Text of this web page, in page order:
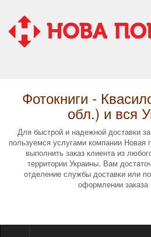
Фотокниги -
обл.) и вся
Для быстрой и надежной доставки
пользуемся услугами компании Новая
выполнить заказ клиента из
территории Украины. Вам
отделение службы доставки или
оформлении заказа